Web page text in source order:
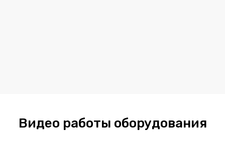
Видео работы оборудования